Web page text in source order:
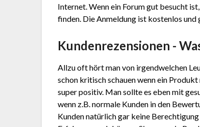
Internet. Wenn ein Forum gut besucht
finden. Die Anmeldung ist kostenlos und
Kundenrezensionen -
Allzu oft hört man von irgendwelchen
schon kritisch schauen wenn ein
super positiv. Man sollte es eben mit
wenn z.B. normale Kunden in den
Kunden natürlich gar keine